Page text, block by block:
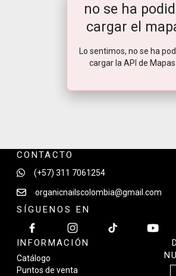
no se ha
cargar el
Lo sentimos, no se ha
cargar la API de Mapas.
CONTACTO
(+57) 311 7061254
organicnailscolombia@gmail.com
SÍGUENOS EN
INFORMACIÓN
Catálogo
Puntos de venta